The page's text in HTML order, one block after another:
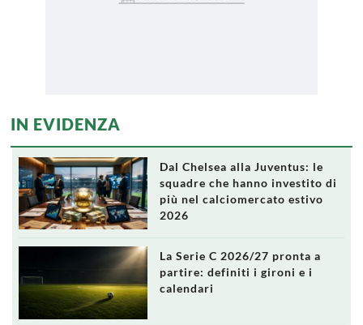
IN EVIDENZA
Dal Chelsea alla Juventus: le
squadre che hanno investito di
più nel calciomercato estivo
2026
La Serie C 2026/27 pronta a
partire: definiti i gironi e i
calendari